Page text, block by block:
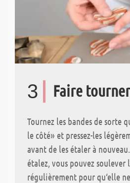
3 Faire
Tournez les bandes de sorte
le côté» et pressez-les
avant de les étaler à
étalez, vous pouvez soulever
régulièrement pour qu‘elle